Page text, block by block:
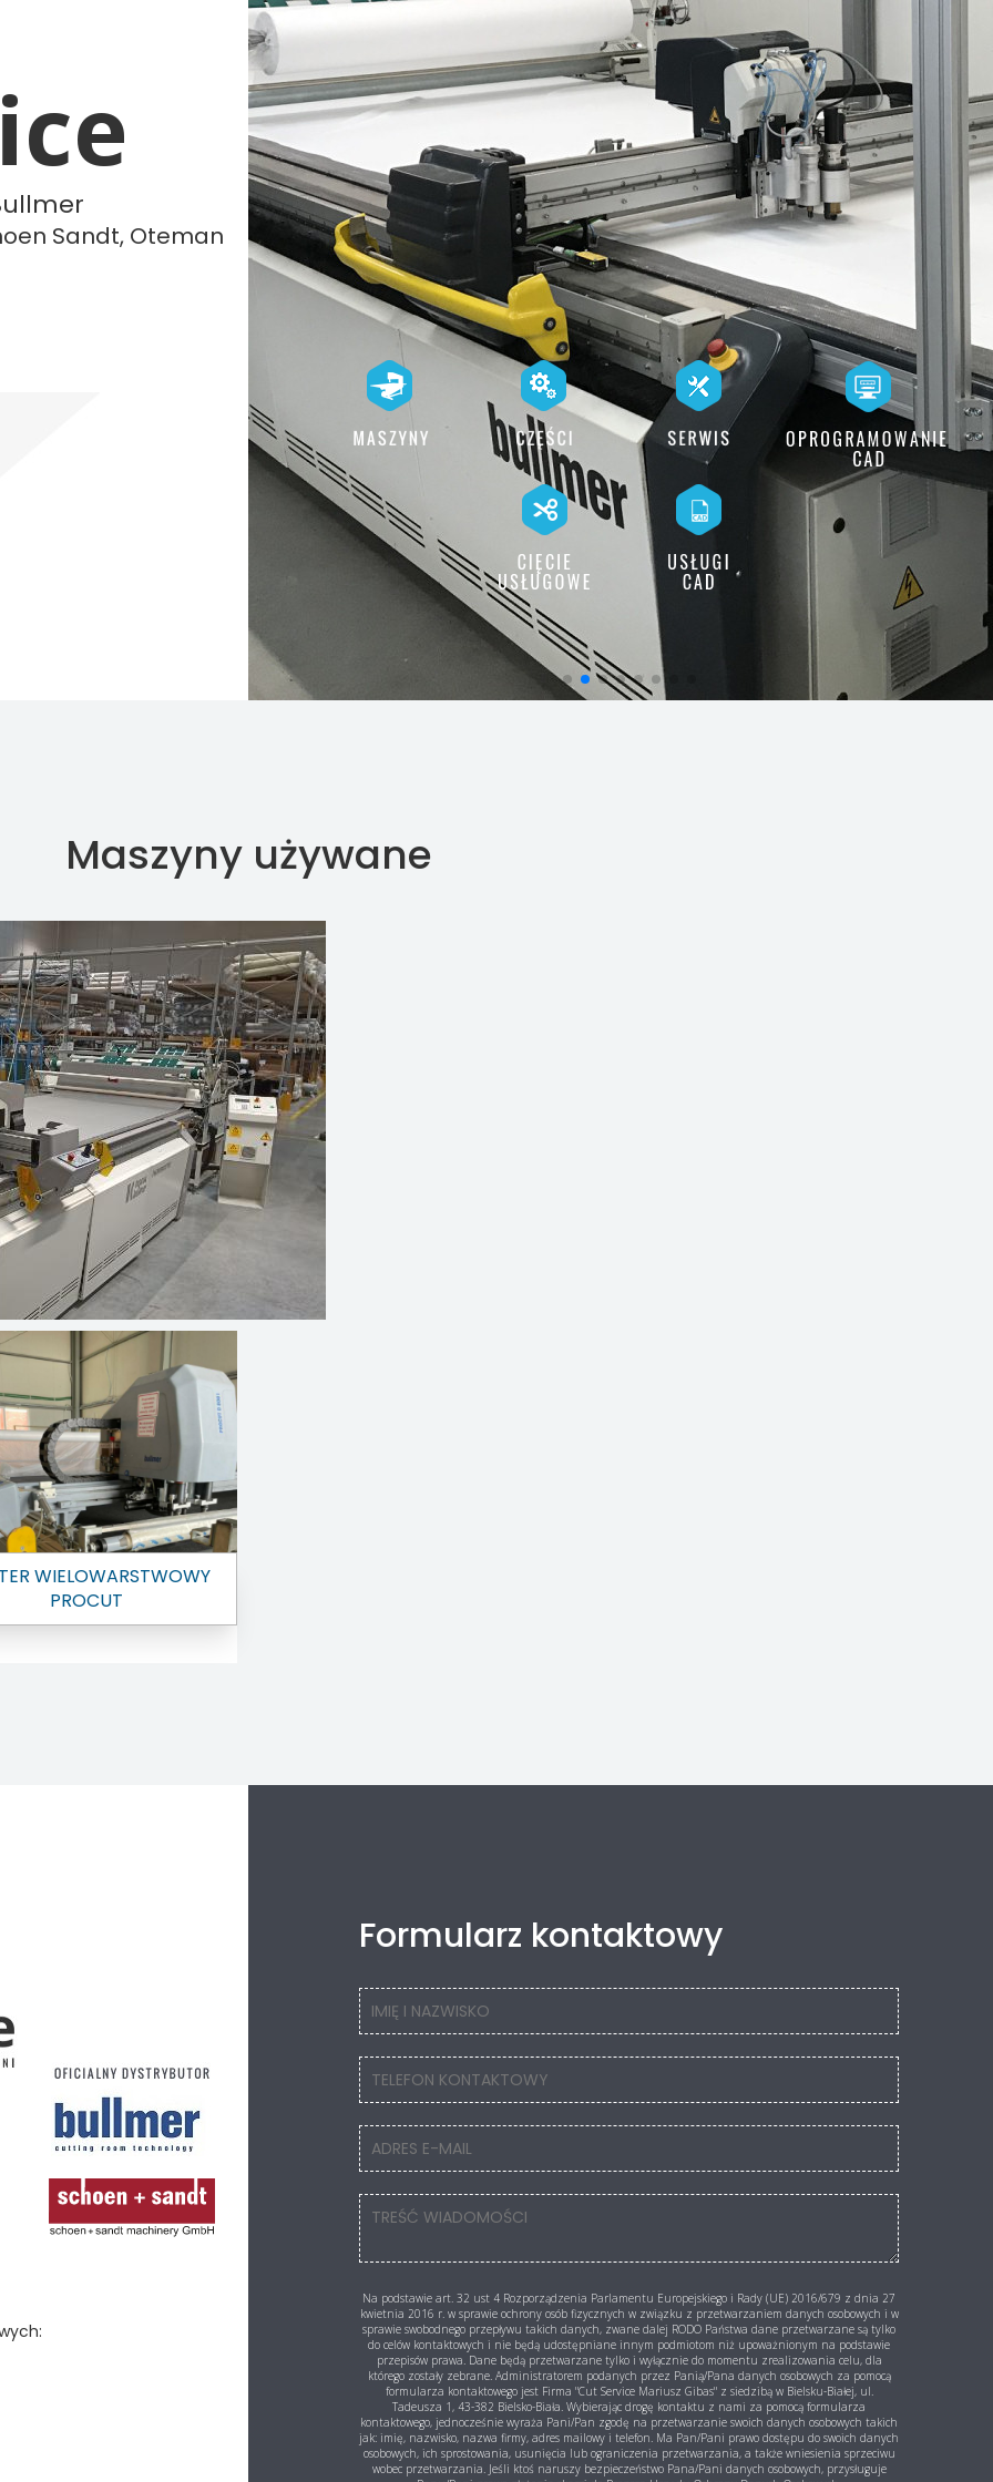
Sandt, Oteman
Maszyny używane
WIELOWARSTWOWY
PROCUT
Formularz kontaktowy
Na podstawie art. 32 ust 4 Rozporządzenia Parlamentu Europejskiego i Rady (UE) 2016/679 z dnia 27
kwietnia 2016 r. w sprawie ochrony osób fizycznych w związku z przetwarzaniem danych osobowych i w
sprawie swobodnego przepływu takich danych, zwane dalej RODO Państwa dane przetwarzane są tylko
do celów kontaktowych i nie będą udostępniane innym podmiotom niż upoważnionym na podstawie
przepisów prawa. Dane będą przetwarzane tylko i wyłącznie do momentu zrealizowania celu, dla
którego zostały zebrane. Administratorem podanych przez Panią/Pana danych osobowych za pomocą
formularza kontaktowego jest Firma "Cut Service Mariusz Gibas" z siedzibą w Bielsku-Białej, ul.
Tadeusza 1, 43-382 Bielsko-Biała. Wybierając drogę kontaktu z nami za pomocą formularza
kontaktowego, jednocześnie wyraża Pani/Pan zgodę na przetwarzanie swoich danych osobowych takich
jak: imię, nazwisko, nazwa firmy, adres mailowy i telefon. Ma Pan/Pani prawo dostępu do swoich danych
osobowych, ich sprostowania, usunięcia lub ograniczenia przetwarzania, a także wniesienia sprzeciwu
wobec przetwarzania. Jeśli ktoś naruszy bezpieczeństwo Pana/Pani danych osobowych, przysługuje